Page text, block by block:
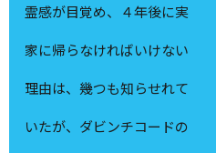
霊感が目覚め、４年後に実
家に帰らなければいけない
理由は、幾つも知らせれて
いたが、ダビンチコードの